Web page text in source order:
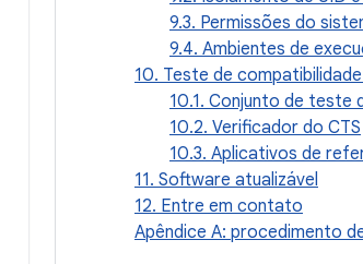
9.3. Permissões do
9.4. Ambientes de
10. Teste de
10.1. Conjunto de teste
10.2. Verificador do CTS
10.3. Aplicativos de
11. Software atualizável
12. Entre em contato
Apêndice A: procedimento